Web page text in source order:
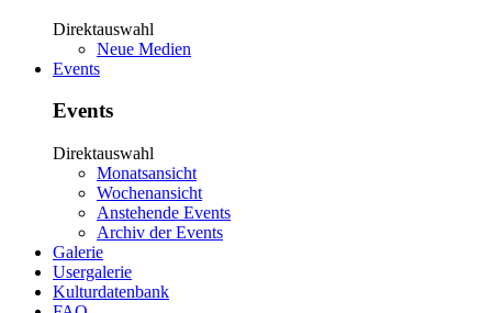
Direktauswahl
Neue Medien
Events
Events
Direktauswahl
Monatsansicht
Wochenansicht
Anstehende Events
Archiv der Events
Galerie
Usergalerie
Kulturdatenbank